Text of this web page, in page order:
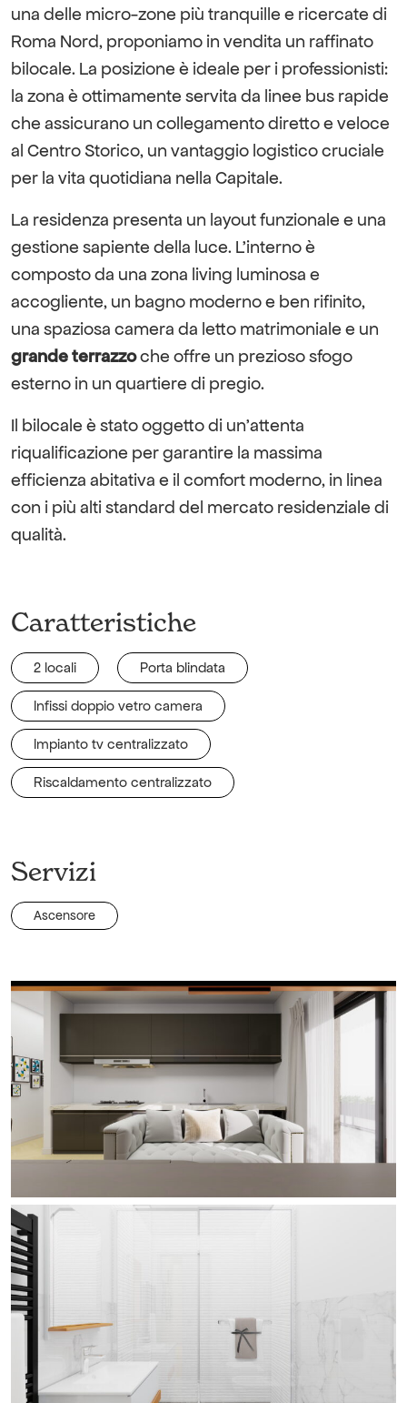
una delle micro-zone più tranquille e ricercate di
Roma Nord, proponiamo in vendita un raffinato
bilocale. La posizione è ideale per i professionisti:
la zona è ottimamente servita da linee bus rapide
che assicurano un collegamento diretto e veloce
al Centro Storico, un vantaggio logistico cruciale
per la vita quotidiana nella Capitale.
La residenza presenta un layout funzionale e una
gestione sapiente della luce. L’interno è
composto da una zona living luminosa e
accogliente, un bagno moderno e ben rifinito,
una spaziosa camera da letto matrimoniale e un
grande terrazzoche offre un prezioso sfogo
esterno in un quartiere di pregio.
Il bilocale è stato oggetto di un’attenta
riqualificazione per garantire la massima
efficienza abitativa e il comfort moderno, in linea
con i più alti standard del mercato residenziale di
qualità.
Caratteristiche
2 locali Porta blindata
Infissi doppio vetro camera
Impianto tv centralizzato
Riscaldamento centralizzato
Servizi
Ascensore